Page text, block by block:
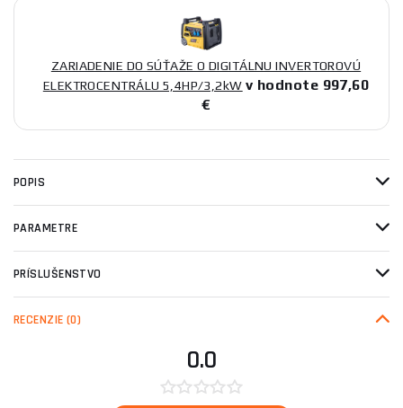
ZARIADENIE DO SÚŤAŽE O DIGITÁLNU INVERTOROVÚ
ELEKTROCENTRÁLU 5,4HP/3,2kW v hodnote 997,60
€
POPIS
PARAMETRE
PRÍSLUŠENSTVO
RECENZIE (0)
0.0